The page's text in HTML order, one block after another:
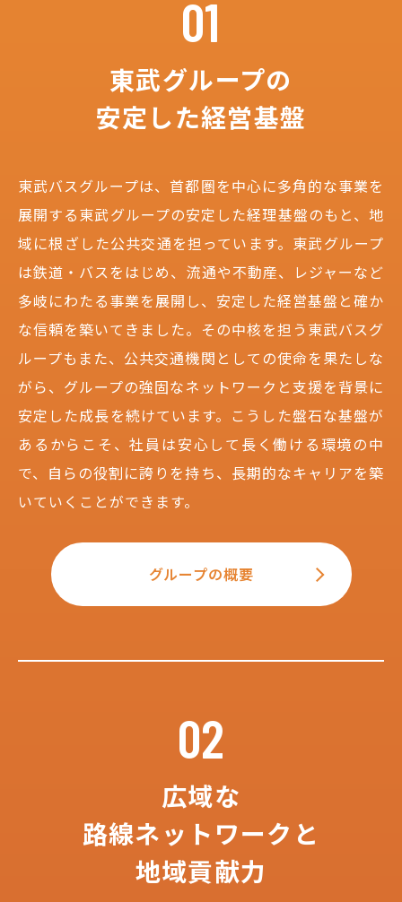
01
東武グループの
安定した経営基盤
東武バスグループは、首都圏を中心に多角的な事業を
展開する東武グループの安定した経理基盤のもと、地
域に根ざした公共交通を担っています。東武グループ
は鉄道・バスをはじめ、流通や不動産、レジャーなど
多岐にわたる事業を展開し、安定した経営基盤と確か
な信頼を築いてきました。その中核を担う東武バスグ
ループもまた、公共交通機関としての使命を果たしな
がら、グループの強固なネットワークと支援を背景に
安定した成長を続けています。こうした盤石な基盤が
あるからこそ、社員は安心して長く働ける環境の中
で、自らの役割に誇りを持ち、長期的なキャリアを築
いていくことができます。
グループの概要
02
広域な
路線ネットワークと
地域貢献力